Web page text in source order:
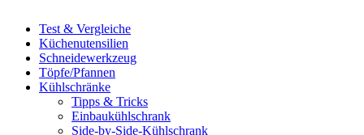
Test & Vergleiche
Küchenutensilien
Schneidewerkzeug
Töpfe/Pfannen
Kühlschränke
Tipps & Tricks
Einbaukühlschrank
Side-by-Side-Kühlschrank